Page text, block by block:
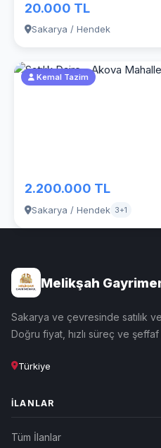
20.000 TL
Sakarya / Hendek
Kemal Tazim
2.200.000 TL
Sakarya / Hendek 3+1
Melikşah
Sakarya ve çevresinde satılık
Doğru fiyat, hızlı süreç ve
Türkiye
İLANLAR
Tüm İlanlar